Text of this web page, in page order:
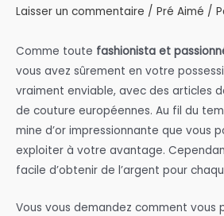
Laisser un commentaire / Pré Aimé /
Comme toute fashionista et
vous avez sûrement en votre
vraiment enviable, avec des articles
de couture européennes. Au fil du
mine d’or impressionnante que vous
exploiter à votre avantage.
facile d’obtenir de l’argent pour
Vous vous demandez comment vous